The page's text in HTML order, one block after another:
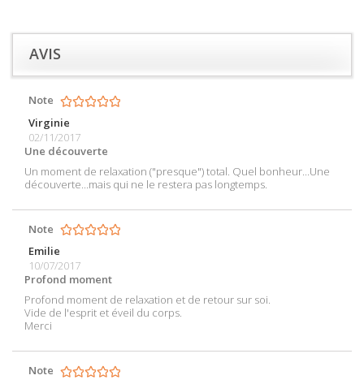
AVIS
Note
Virginie
02/11/2017
Une découverte
Un moment de relaxation ("presque") total. Quel bonheur...Une
découverte...mais qui ne le restera pas longtemps.
Note
Emilie
10/07/2017
Profond moment
Profond moment de relaxation et de retour sur soi.
Vide de l'esprit et éveil du corps.
Merci
Note